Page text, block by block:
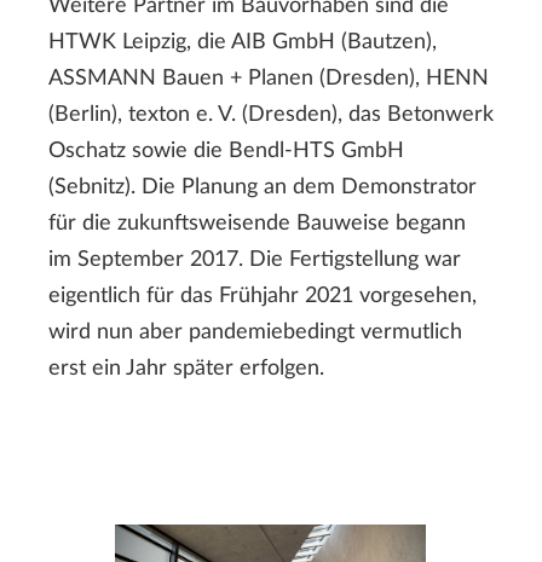
Weitere Partner im Bauvorhaben sind die
HTWK Leipzig, die AIB GmbH (Bautzen),
ASSMANN Bauen + Planen (Dresden), HENN
(Berlin), texton e. V. (Dresden), das Betonwerk
Oschatz sowie die Bendl-HTS GmbH
(Sebnitz). Die Planung an dem Demonstrator
für die zukunftsweisende Bauweise begann
im September 2017. Die Fertigstellung war
eigentlich für das Frühjahr 2021 vorgesehen,
wird nun aber pandemiebedingt vermutlich
erst ein Jahr später erfolgen.